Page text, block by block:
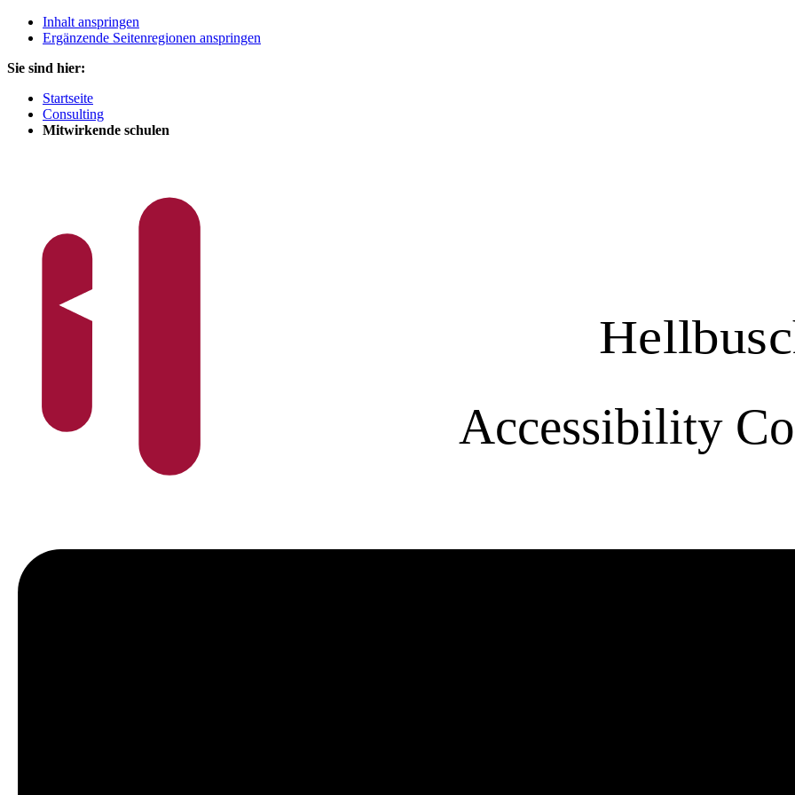
Inhalt anspringen
Ergänzende Seitenregionen anspringen
Sie sind hier:
Startseite
Consulting
Mitwirkende schulen
Accessibility